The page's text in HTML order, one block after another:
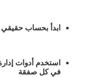
ابدأ بحساب حقيقي
استخدم أدوات
في كل صفقة